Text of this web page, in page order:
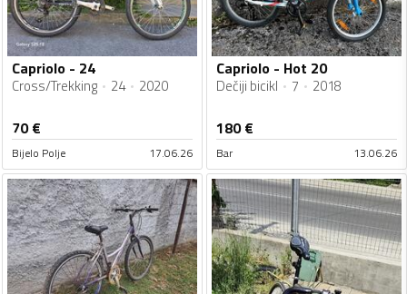
Capriolo - 24
Cross/Trekking 24 2020
70€
Bijelo Polje 17.06.26
Capriolo - Hot 20
Dečiji bicikl 7 2018
180€
Bar 13.06.26